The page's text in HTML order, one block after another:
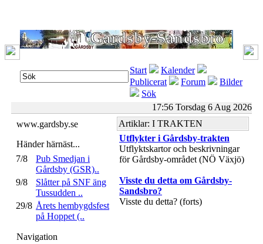
Start
Kalender
Publicerat
Forum
Bilder
Sök
17:56 Torsdag 6 Aug 2026
www.gardsby.se
Händer härnäst...
7/8
Pub Smedjan i
Gårdsby (GSR)..
9/8
Slåtter på SNF äng
Tussudden ..
29/8 Årets hembygdsfest
på Hoppet (..
Navigation
Artiklar: I TRAKTEN
Utflykter i Gårdsby-trakten
Utflyktskartor och beskrivningar
för Gårdsby-området (NÖ Växjö)
Visste du detta om Gårdsby-
Sandsbro?
Visste du detta? (forts)